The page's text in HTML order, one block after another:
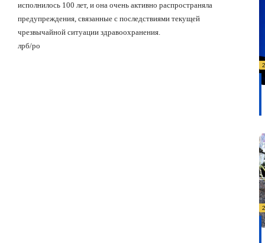
исполнилось 100 лет, и она очень активно распространяла
предупреждения, связанные с последствиями текущей
чрезвычайной ситуации здравоохранения.
лрб/ро